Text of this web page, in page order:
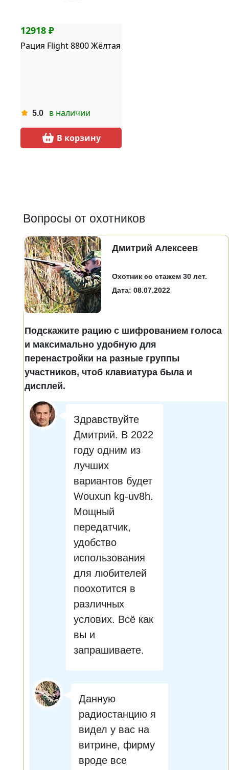
12918 ₽
Рация Flight 8800 Жёлтая
5.0 в наличии
В корзину
Вопросы от охотников
Дмитрий Алексеев
Охотник со стажем 30 лет.
Дата: 08.07.2022
Подскажите рацию с шифрованием голоса
и максимально удобную для
перенастройки на разные группы
участников, чтоб клавиатура была и
дисплей.
Здравствуйте
Дмитрий. В 2022
году одним из
лучших
вариантов будет
Wouxun kg-uv8h.
Мощный
передатчик,
удобство
использования
для любителей
поохотится в
различных
услових. Всё как
вы и
запрашиваете.
Данную
радиостанцию я
видел у вас на
витрине, фирму
вроде все